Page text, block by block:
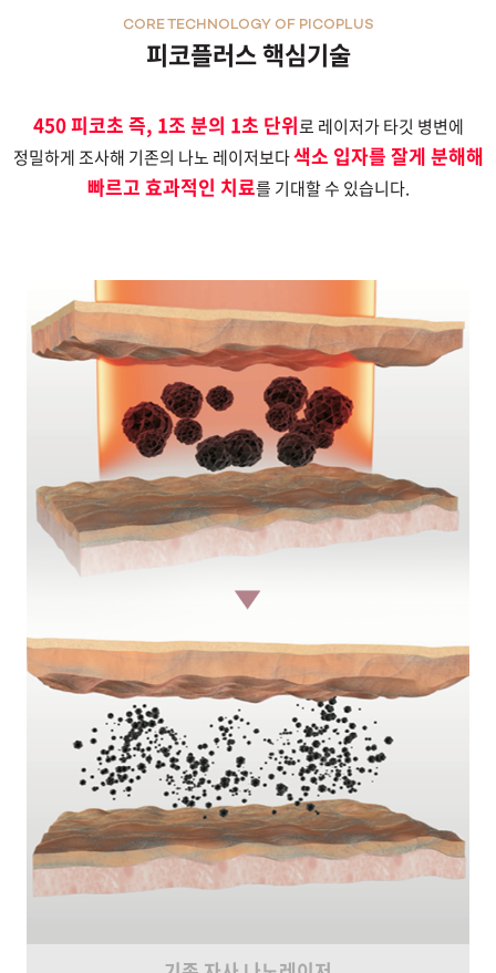
CORE TECHNOLOGY OF PICOPLUS
피코플러스 핵심기술
450 피코초 즉, 1조 분의 1초 단위로 레이저가 타깃 병변에
정밀하게 조사해 기존의 나노 레이저보다색소 입자를 잘게 분해해
빠르고 효과적인 치료를 기대할 수 있습니다.